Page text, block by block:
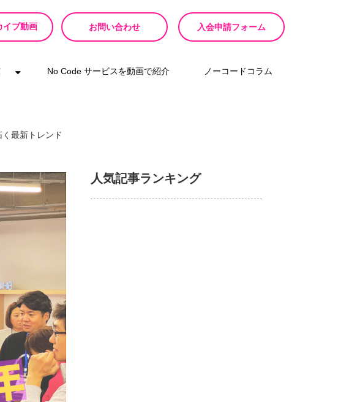
イブ動画 お問い合わせ 入会申請フォーム
No Code サービスを動画で紹介 ノーコードコラム
最新トレンド
人気記事ランキング